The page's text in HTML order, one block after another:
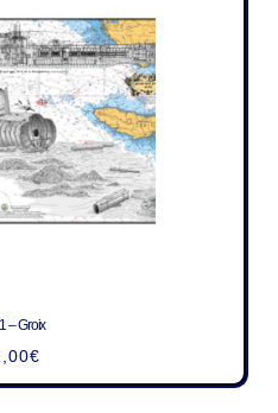
– Groix
€